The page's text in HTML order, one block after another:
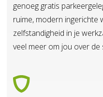
genoeg gratis
ruime, modern ingerichte
zelfstandigheid in je
veel meer om jou over de